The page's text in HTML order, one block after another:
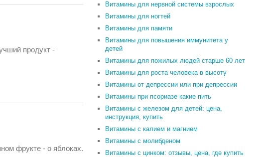
продукт -
фрукте - о яблоках.
Витамины для нервной системы взрослых
Витамины для ногтей
Витамины для памяти
Витамины для повышения иммунитета у
детей
Витамины для пожилых людей старше 60 лет
Витамины для роста человека в высоту
Витамины от депрессии или при депрессии
Витамины при псориазе какие пить
Витамины с железом для детей: цена,
инструкция, купить
Витамины с калием и магнием
Витамины с молибденом
Витамины с цинком: отзывы, цена, где купить